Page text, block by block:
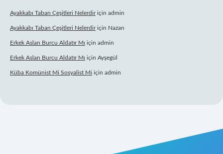
Ayakkabı Taban Çeşitleri Nelerdiriçin admin
Ayakkabı Taban Çeşitleri Nelerdiriçin Nazan
Erkek Aslan Burcu Aldatır Mı için admin
Erkek Aslan Burcu Aldatır Mı için Ayşegül
Küba Komünist Mi Sosyalist Mi için admin